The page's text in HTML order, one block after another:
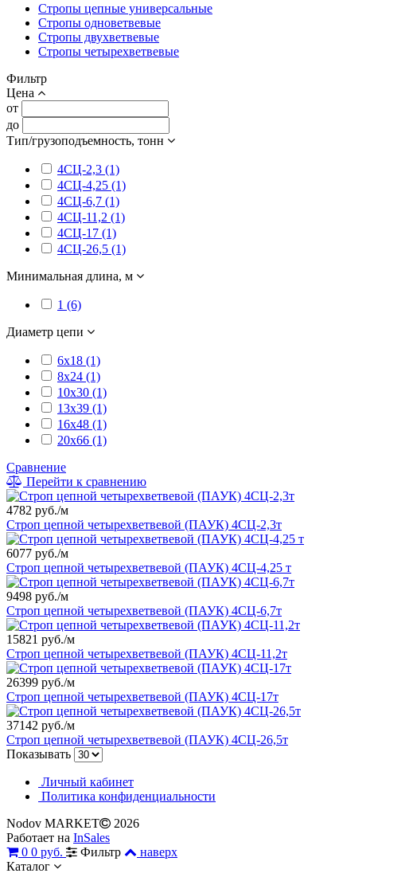
Стропы цепные универсальные
Стропы одноветвевые
Стропы двухветвевые
Стропы четырехветвевые
Фильтр
Цена
от
до
Тип/грузоподъемность, тонн
4СЦ-2,3 (1)
4СЦ-4,25 (1)
4СЦ-6,7 (1)
4СЦ-11,2 (1)
4СЦ-17 (1)
4СЦ-26,5 (1)
Минимальная длина, м
1 (6)
Диаметр цепи
6х18 (1)
8х24 (1)
10х30 (1)
13х39 (1)
16х48 (1)
20х66 (1)
Сравнение
Перейти к сравнению
4782 руб./м
Строп цепной четырехветвевой (ПАУК) 4СЦ-2,3т
6077 руб./м
Строп цепной четырехветвевой (ПАУК) 4СЦ-4,25 т
9498 руб./м
Строп цепной четырехветвевой (ПАУК) 4СЦ-6,7т
15821 руб./м
Строп цепной четырехветвевой (ПАУК) 4СЦ-11,2т
26399 руб./м
Строп цепной четырехветвевой (ПАУК) 4СЦ-17т
37142 руб./м
Строп цепной четырехветвевой (ПАУК) 4СЦ-26,5т
Показывать
Личный кабинет
Политика конфиденциальности
Nodov MARKET
2026
Работает на InSales
0 0 руб. Фильтр
наверх
Каталог